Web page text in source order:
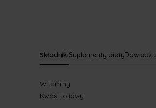
SkładnikiSuplementy dietyDowiedz
Witaminy
Kwas Foliowy